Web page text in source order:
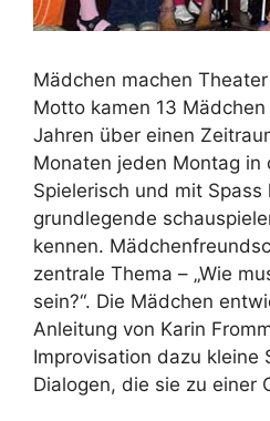
Mädchen machen
Motto kamen 13
Jahren über einen
Monaten jeden Montag in
Spielerisch und mit
grundlegende
kennen.
zentrale Thema – „Wie
sein?“. Die Mädchen
Anleitung von Karin
Improvisation dazu kleine
Dialogen, die sie zu einer